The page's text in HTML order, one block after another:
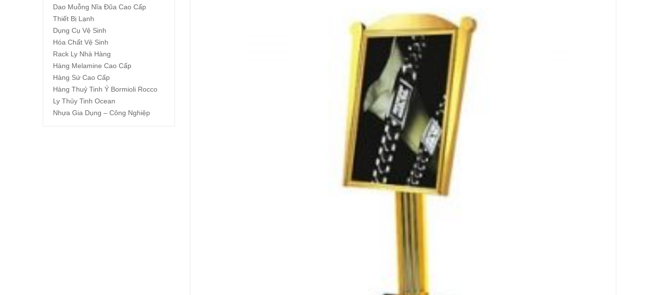
Dao Muỗng Nĩa Đũa Cao Cấp
Thiết Bị Lạnh
Dụng Cụ Vệ Sinh
Hóa Chất Vệ Sinh
Rack Ly Nhà Hàng
Hàng Melamine Cao Cấp
Hàng Sứ Cao Cấp
Hàng Thuỷ Tinh Ý Bormioli Rocco
Ly Thủy Tinh Ocean
Nhựa Gia Dụng – Công Nghiệp